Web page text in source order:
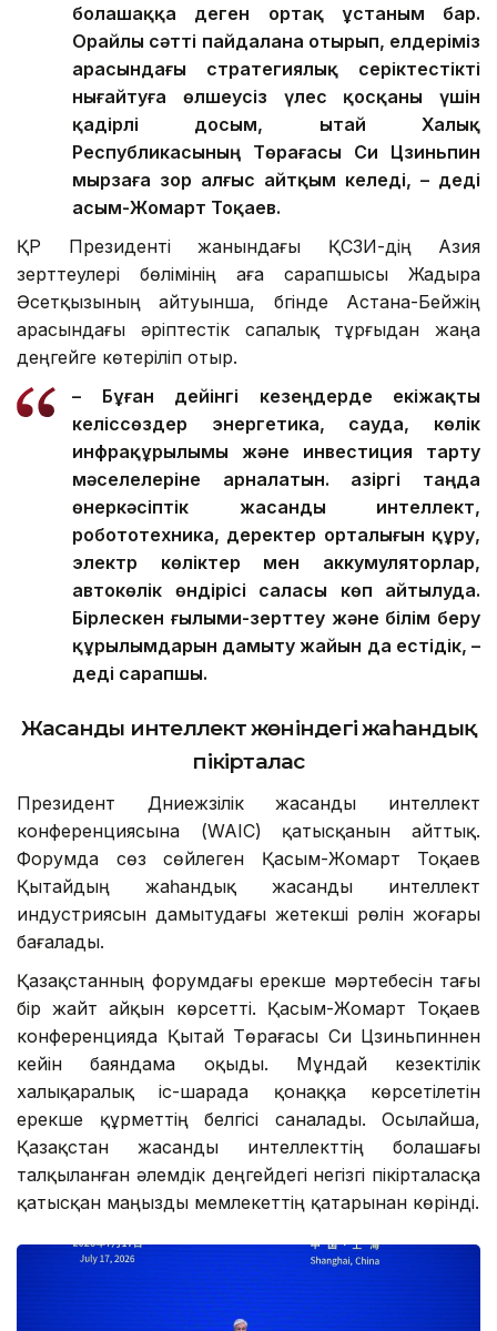
болашаққа деген ортақ ұстаным бар.
Орайлы сәтті пайдалана отырып, елдеріміз
арасындағы стратегиялық серіктестікті
нығайтуға өлшеусіз үлес қосқаны үшін
қадірлі досым, Қытай Халық
Республикасының Төрағасы Си Цзиньпин
мырзаға зор алғыс айтқым келеді, – деді
Қасым-Жомарт Тоқаев.
ҚР Президенті жанындағы ҚСЗИ-дің Азия
зерттеулері бөлімінің аға сарапшысы Жадыра
Әсетқызының айтуынша, бүгінде Астана-Бейжің
арасындағы әріптестік сапалық тұрғыдан жаңа
деңгейге көтеріліп отыр.
– Бұған дейінгі кезеңдерде екіжақты
келіссөздер энергетика, сауда, көлік
инфрақұрылымы және инвестиция тарту
мәселелеріне арналатын. Қазіргі таңда
өнеркәсіптік жасанды интеллект,
робототехника, деректер орталығын құру,
электр көліктер мен аккумуляторлар,
автокөлік өндірісі саласы көп айтылуда.
Бірлескен ғылыми-зерттеу және білім беру
құрылымдарын дамыту жайын да естідік, –
деді сарапшы.
Жасанды интеллект жөніндегі жаһандық
пікірталас
Президент Дүниежүзілік жасанды интеллект
конференциясына (WAIC) қатысқанын айттық.
Форумда сөз сөйлеген Қасым-Жомарт Тоқаев
Қытайдың жаһандық жасанды интеллект
индустриясын дамытудағы жетекші рөлін жоғары
бағалады.
Қазақстанның форумдағы ерекше мәртебесін тағы
бір жайт айқын көрсетті. Қасым-Жомарт Тоқаев
конференцияда Қытай Төрағасы Си Цзиньпиннен
кейін баяндама оқыды. Мұндай кезектілік
халықаралық іс-шарада қонаққа көрсетілетін
ерекше құрметтің белгісі саналады. Осылайша,
Қазақстан жасанды интеллекттің болашағы
талқыланған әлемдік деңгейдегі негізгі пікірталасқа
қатысқан маңызды мемлекеттің қатарынан көрінді.